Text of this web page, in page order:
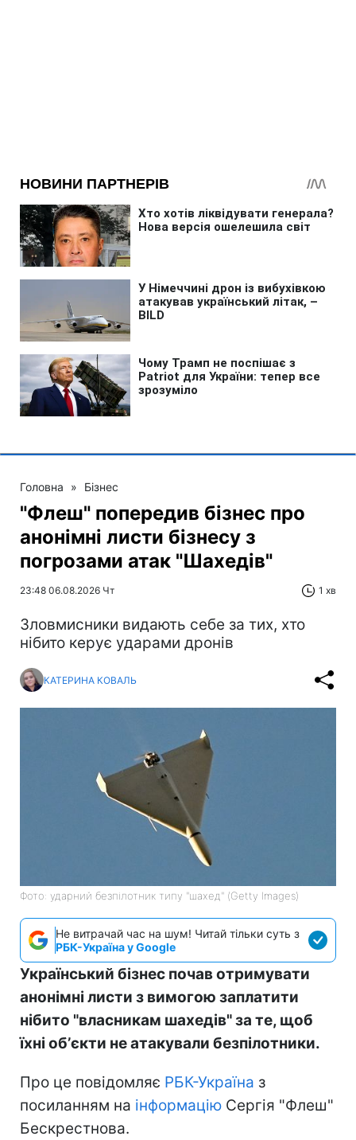
Головна » Бізнес
"Флеш" попередив бізнес про
анонімні листи бізнесу з
погрозами атак "Шахедів"
23:48 06.08.2026 Чт 1 хв
Зловмисники видають себе за тих, хто
нібито керує ударами дронів
КАТЕРИНА КОВАЛЬ
Фото: ударний безпілотник типу "шахед" (Getty Images)
Не витрачай час на шум! Читай тільки суть з
РБК-Україна у Google
Український бізнес почав отримувати
анонімні листи з вимогою заплатити
нібито "власникам шахедів" за те, щоб
їхні обʼєкти не атакували безпілотники.
Про це повідомляє РБК-Україна з
посиланням на інформацію Сергія "Флеш"
Бескрестнова.